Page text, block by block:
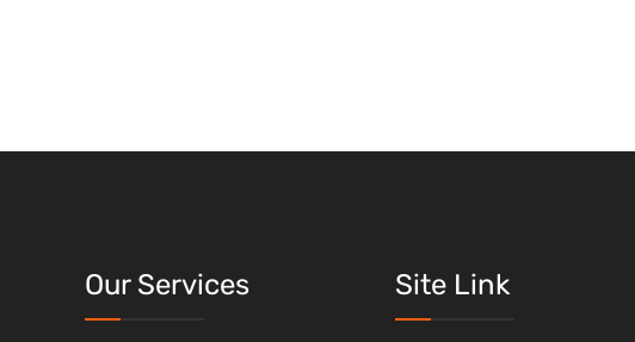
Our Services Site Link